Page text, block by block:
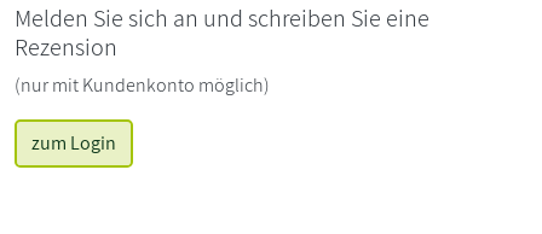
Melden Sie sich an und schreiben Sie eine
Rezension
(nur mit Kundenkonto möglich)
zum Login